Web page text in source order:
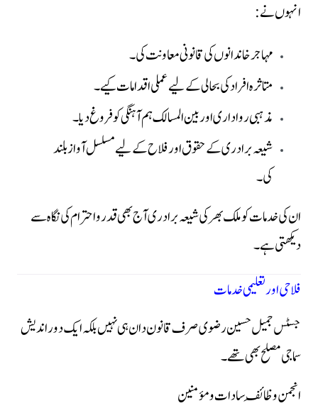
انہوں نے:
مہاجر خاندانوں کی قانونی معاونت کی۔
متاثرہ افراد کی بحالی کے لیے عملی اقدامات کیے۔
مذہبی رواداری اور بین المسالک ہم آہنگی کو فروغ دیا۔
شیعہ برادری کے حقوق اور فلاح کے لیے مسلسل آواز بلند
کی۔
ان کی خدمات کو ملک بھر کی شیعہ برادری آج بھی قدر و احترام کی نگاہ سے
دیکھتی ہے۔
فلاحی اور تعلیمی خدمات
جسٹس جمیل حسین رضوی صرف قانون دان ہی نہیں بلکہ ایک دور اندیش
سماجی مصلح بھی تھے۔
انجمن وظائفِ سادات و مؤمنین